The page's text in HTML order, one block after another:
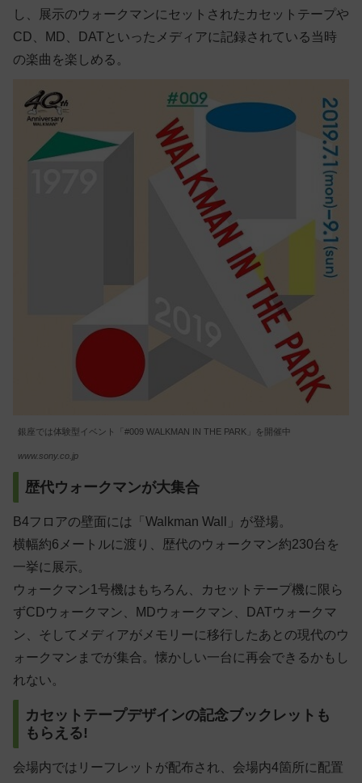
し、展示のウォークマンにセットされたカセットテープや
CD、MD、DATといったメディアに記録されている当時
の楽曲を楽しめる。
銀座では体験型イベント「#009 WALKMAN IN THE PARK」を開催中
www.sony.co.jp
歴代ウォークマンが大集合
B4フロアの壁面には「Walkman Wall」が登場。
横幅約6メートルに渡り、歴代のウォークマン約230台を
一挙に展示。
ウォークマン1号機はもちろん、カセットテープ機に限ら
ずCDウォークマン、MDウォークマン、DATウォークマ
ン、そしてメディアがメモリーに移行したあとの現代のウ
ォークマンまでが集合。懐かしい一台に再会できるかもし
れない。
カセットテープデザインの記念ブックレットも
もらえる!
会場内ではリーフレットが配布され、会場内4箇所に配置